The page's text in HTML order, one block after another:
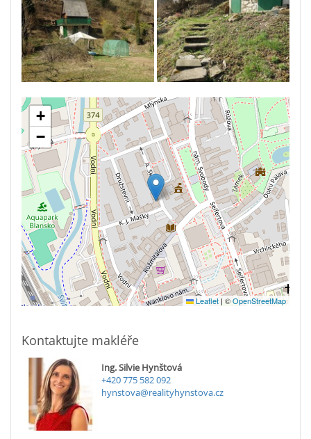
+
−
Leaflet | ©OpenStreetMap
Kontaktujte makléře
Ing. Silvie Hynštová
+420 775 582 092
hynstova@realityhynstova.cz